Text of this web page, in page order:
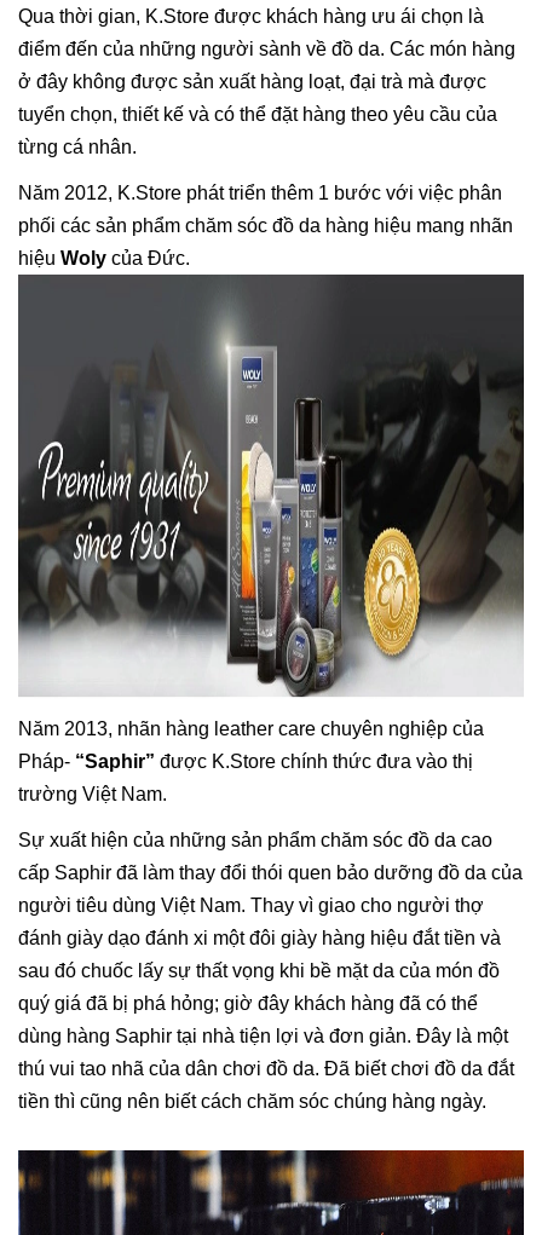
Qua thời gian, K.Store được khách hàng ưu ái chọn là
điểm đến của những người sành về đồ da. Các món hàng
ở đây không được sản xuất hàng loạt, đại trà mà được
tuyển chọn, thiết kế và có thể đặt hàng theo yêu cầu của
từng cá nhân.
Năm 2012, K.Store phát triển thêm 1 bước với việc phân
phối các sản phẩm chăm sóc đồ da hàng hiệu mang nhãn
hiệu Woly của Đức.
Năm 2013, nhãn hàng leather care chuyên nghiệp của
Pháp- “Saphir” được K.Store chính thức đưa vào thị
trường Việt Nam.
Sự xuất hiện của những sản phẩm chăm sóc đồ da cao
cấp Saphir đã làm thay đổi thói quen bảo dưỡng đồ da của
người tiêu dùng Việt Nam. Thay vì giao cho người thợ
đánh giày dạo đánh xi một đôi giày hàng hiệu đắt tiền và
sau đó chuốc lấy sự thất vọng khi bề mặt da của món đồ
quý giá đã bị phá hỏng; giờ đây khách hàng đã có thể
dùng hàng Saphir tại nhà tiện lợi và đơn giản. Đây là một
thú vui tao nhã của dân chơi đồ da. Đã biết chơi đồ da đắt
tiền thì cũng nên biết cách chăm sóc chúng hàng ngày.